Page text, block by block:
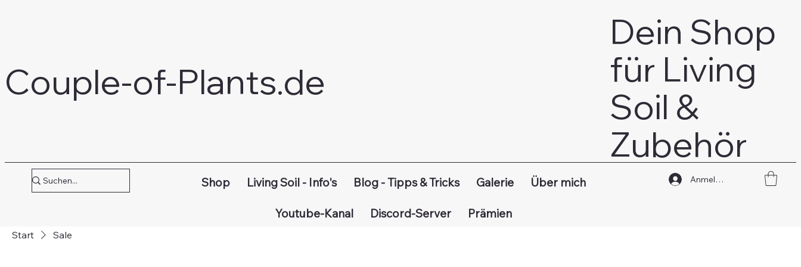
Couple-of-Plants.de
Dein Shop
für Living
Soil &
Zubehör
Shop Living Soil - Info's Blog - Tipps & Tricks Galerie Über mich
Youtube-Kanal Discord-Server Prämien
Anmelden
Start Sale